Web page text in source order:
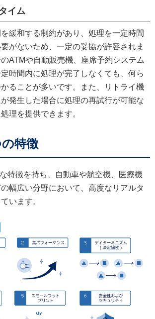
イム
緩和する制約があり、処理を一定時間
がないため、一定の妥協が許容されま
ATMや自動販売機、座席予約システム
時間内に処理が完了しなくても、何ら
ることが多いです。また、リトライ機
発生した場合に処理の再試行が可能な
理を提供できます。
特徴
特徴を持ち、自動車や航空機、医療機
幅広い分野において、高度なリアルタ
います。